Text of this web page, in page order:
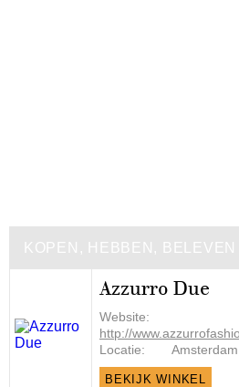
KOPEN, HEBBEN,
Azzurro Due
Website:
http://
Locatie:
BEKIJK WINKEL